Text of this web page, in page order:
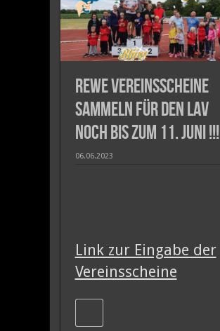
REWE Vereinsscheine
sammeln für den LAV
noch bis zum 11. JUNI !!!
06.06.2023
Link zur Eingabe der
Vereinsscheine